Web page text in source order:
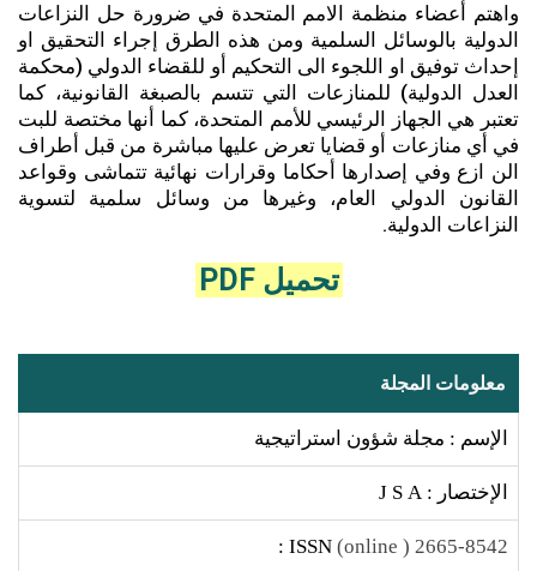
واهتم أعضاء منظمة الامم المتحدة في ضرورة حل النزاعات
الدولية بالوسائل السلمية ومن هذه الطرق إجراء التحقيق او
إحداث توفيق او اللجوء الى التحكيم أو للقضاء الدولي (محكمة
العدل الدولية) للمنازعات التي تتسم بالصبغة القانونية، كما
تعتبر هي الجهاز الرئيسي للأمم المتحدة، كما أنها مختصة للبت
في أي منازعات أو قضايا تعرض عليها مباشرة من قبل أطراف
الن ازع وفي إصدارها أحكاما وقرارات نهائية تتماشى وقواعد
القانون الدولي العام، وغيرها من وسائل سلمية لتسوية
النزاعات الدولية.
تحميل PDF
معلومات المجلة
الإسم : مجلة شؤون استراتيجية
الإختصار : J S A
2665-8542 ( online)